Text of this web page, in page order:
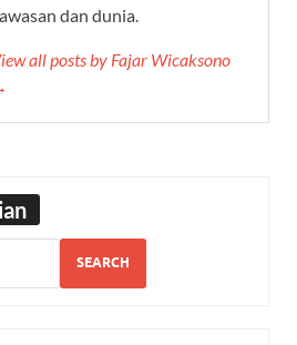
dan dunia.
all posts by Fajar Wicaksono
SEARCH